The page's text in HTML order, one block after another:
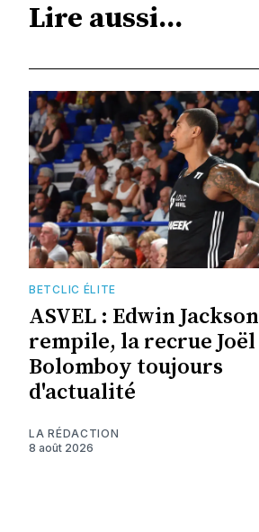
Lire aussi...
BETCLIC ÉLITE
ASVEL : Edwin Jackson
rempile, la recrue Joël
Bolomboy toujours
d'actualité
LA RÉDACTION
8 août 2026